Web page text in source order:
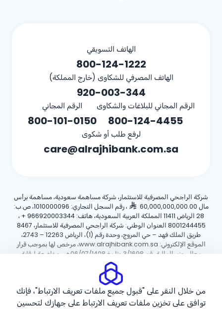
الهاتف التسويقي
800-124-1222
الهاتف المصرفي للشكاوى (خارج المملكة)
920-003-344
الرقم المجاني للبلاغات والشكاوى
800-124-4455
الرقم المجاني
800-101-0150
لرفع طلب أو شكوى
care@alrajhibank.com.sa
شركة الراجحي المصرفية للاستثمار، شركة مساهمة سعودية، مساهمة برأس
مال 60,000,000,000.00
، رقم السجل التجاري: 1010000096، ص.ب:
28 الرياض 11411 المملكة العربية السعودية، هاتف:
+ 966920003344 ،
8001244455 العنوان الوطني: شركة الراجحي المصرفية للاستثمار، 8467
طريق الملك فهد – حي المروج، وحدة رقم (1)، الرياض 12263 – 2743،
الموقع الإلكتروني: www.alrajhibank.com.sa، مرخص لها بموجب قرار
معالي وزير المالية رقم 3/1698 وتاريخ 06/07/1408هـ ، وخاضعة لرقابة
وإشراف البنك المركزي السعودي.
سياسة ملفات تعريف الارتباط سياسة الخصوصية الأحكام والشروط
من خلال النقر على "قبول جميع ملفات تعريف الارتباط"، فإنك
توافق على تخزين ملفات تعريف الارتباط على جهازك لتحسين